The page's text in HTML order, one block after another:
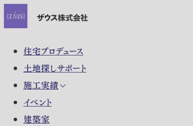
住宅プロデュース
土地探しサポート
施工実績
イベント
建築家